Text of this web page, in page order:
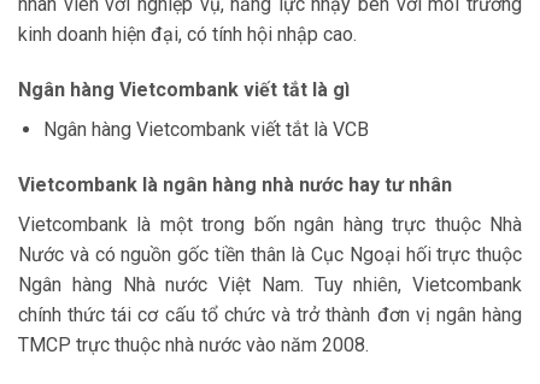
kinh doanh hiện đại, có tính hội nhập cao.
Ngân hàng Vietcombank viết tắt là gì
Ngân hàng Vietcombank viết tắt là VCB
Vietcombank là ngân hàng nhà nước hay tư nhân
Vietcombank là một trong bốn ngân hàng trực thuộc Nhà
Nước và có nguồn gốc tiền thân là Cục Ngoại hối trực thuộc
Ngân hàng Nhà nước Việt Nam. Tuy nhiên, Vietcombank
chính thức tái cơ cấu tổ chức và trở thành đơn vị ngân hàng
TMCP trực thuộc nhà nước vào năm 2008.